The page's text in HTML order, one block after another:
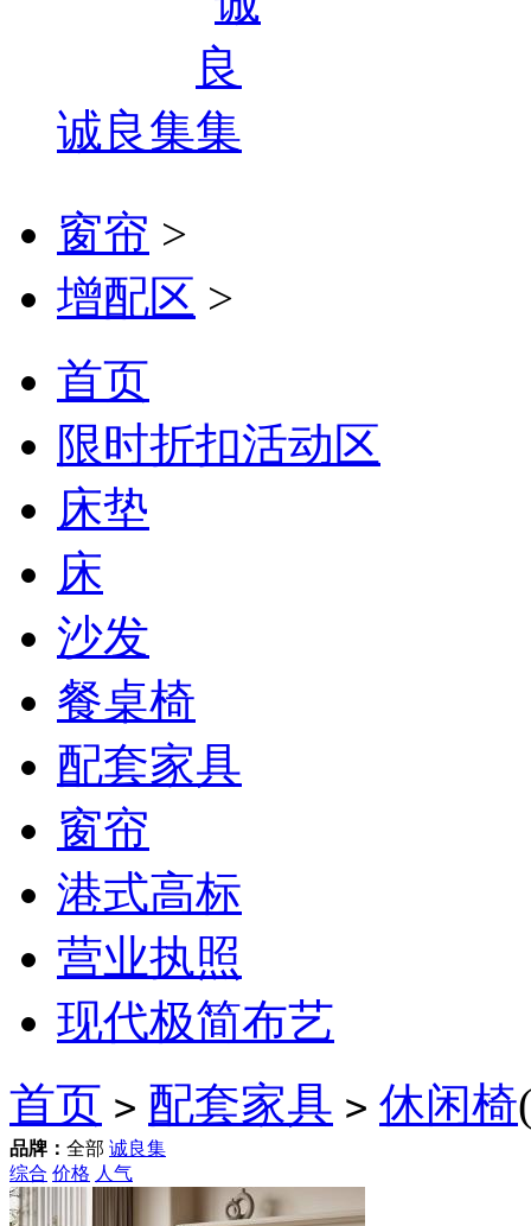
诚良集
窗帘 >
增配区 >
首页
限时折扣活动区
床垫
床
沙发
餐桌椅
配套家具
窗帘
港式高标
营业执照
现代极简布艺
首页 > 配套家具 > 休闲椅
品牌： 全部 诚良集
综合 价格 人气